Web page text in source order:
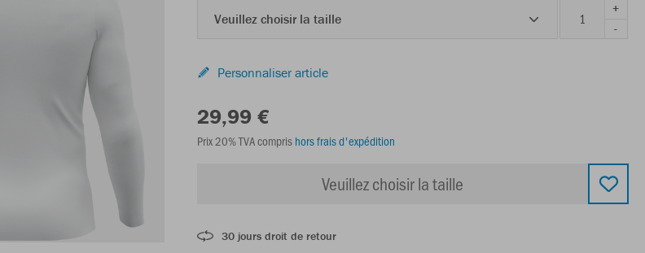
Veuillez choisir la taille
+
-
Personnaliser article
29,99 €
Prix 20% TVA compris hors frais d'expédition
Veuillez choisir la taille
30 jours droit de retour